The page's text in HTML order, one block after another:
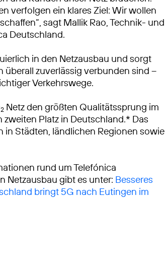
verfolgen ein klares Ziel: Wir wollen
sagt Mallik Rao, Technik- und
Deutschland.
in den Netzausbau und sorgt
zuverlässig verbunden sind –
Verkehrswege.
2 Netz den größten Qualitätssprung im
Platz in Deutschland.* Das
in Städten, ländlichen Regionen sowie
rund um Telefónica
Netzausbau gibt es unter: Besseres
bringt 5G nach Eutingen im